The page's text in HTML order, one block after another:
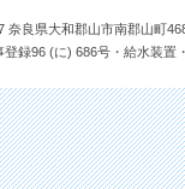
良県大和郡山市南郡山町
録96 (に) 686号・給水装